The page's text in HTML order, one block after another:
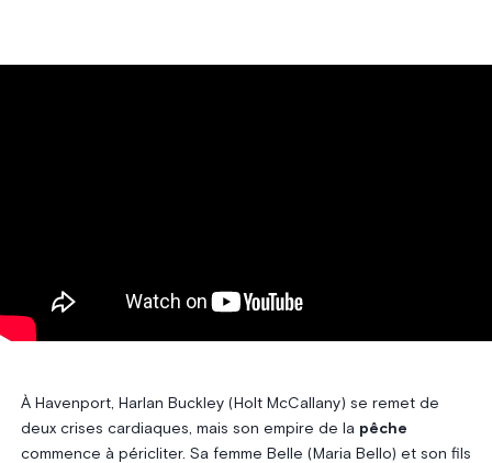
À Havenport, Harlan Buckley (Holt McCallany) se remet de
deux crises cardiaques, mais son empire de la pêche
commence à péricliter. Sa femme Belle (Maria Bello) et son fils